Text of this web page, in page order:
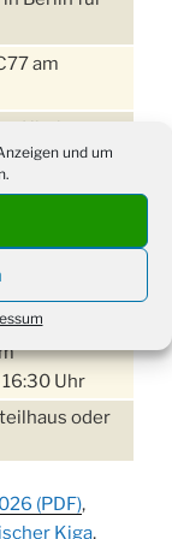
und um
am
Kirche um
Uhr
oder
(PDF),
Kiga,